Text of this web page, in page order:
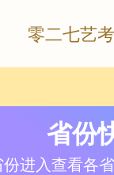
零二七艺
省份
份进入查看各